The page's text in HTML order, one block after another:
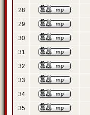
28
29
30
31
32
33
34
35